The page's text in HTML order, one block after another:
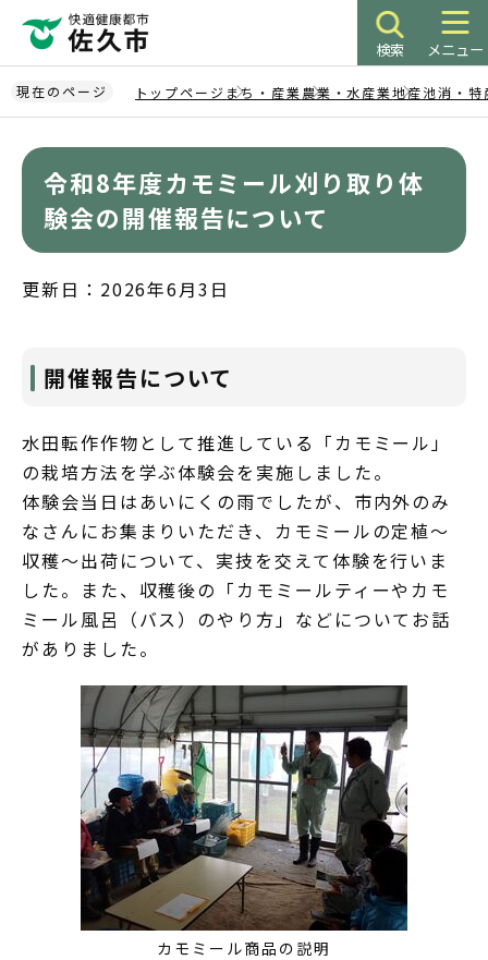
ペ
ー
ジ
検索 メニュー
現在のページ トップページ まち・産業農業・水産業地産池消・特
令和8年度カモミール刈り取り体
験会の開催報告について
更新日：2026年6月3日
開催報告について
水田転作作物として推進している「カモミール」
の栽培方法を学ぶ体験会を実施しました。
体験会当日はあいにくの雨でしたが、市内外のみ
なさんにお集まりいただき、カモミールの定植～
収穫～出荷について、実技を交えて体験を行いま
した。また、収穫後の「カモミールティーやカモ
ミール風呂（バス）のやり方」などについてお話
がありました。
カモミール商品の説明